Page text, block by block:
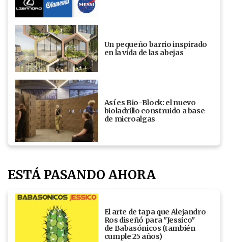
Un pequeño barrio inspirado
en la vida de las abejas
Así es Bio-Block: el nuevo
bioladrillo construido a base
de microalgas
ESTÁ PASANDO AHORA
El arte de tapa que Alejandro
Ros diseñó para "Jessico"
de Babasónicos (también
cumple 25 años)